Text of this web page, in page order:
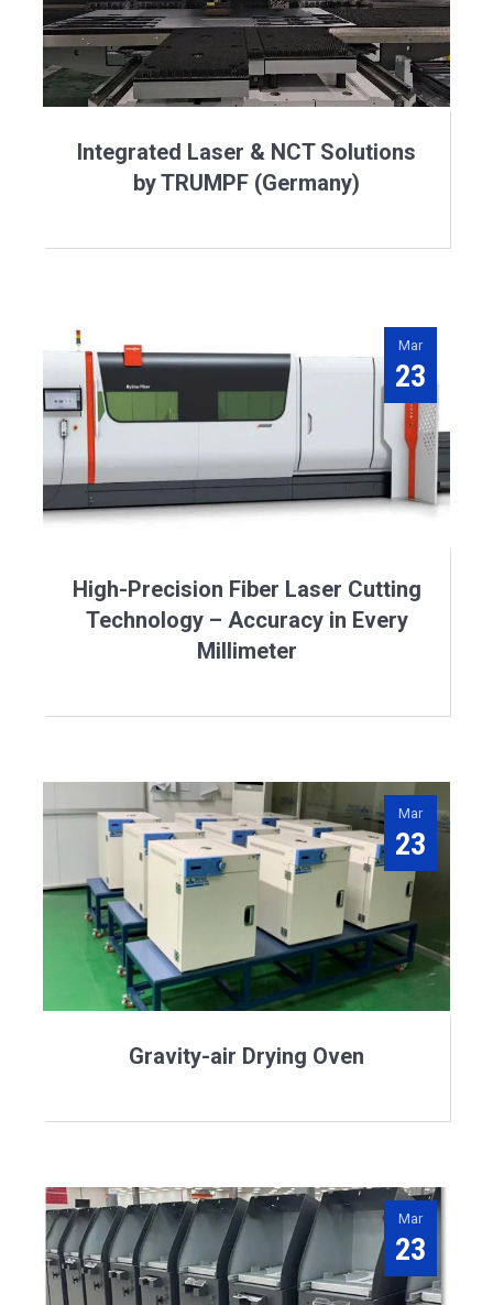
Integrated Laser & NCT Solutions
by TRUMPF (Germany)
Mar
23
High-Precision Fiber Laser Cutting
Technology – Accuracy in Every
Millimeter
Mar
23
Gravity-air Drying Oven
Mar
23